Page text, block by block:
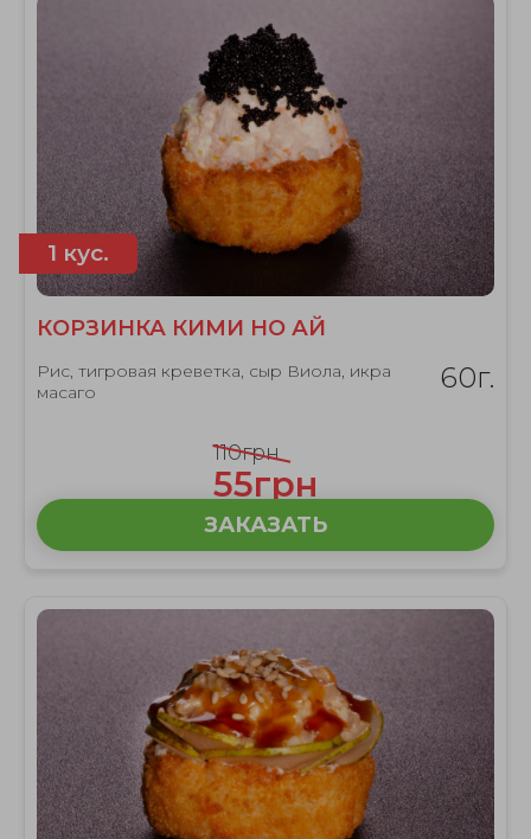
1 кус.
КОРЗИНКА КИМИ НО АЙ
Рис, тигровая креветка, сыр Виола, икра
масаго
60г.
110грн
55грн
ЗАКАЗАТЬ